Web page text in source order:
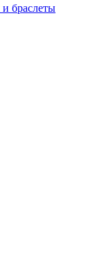
браслеты